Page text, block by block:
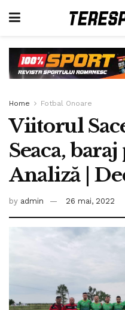
Home Fotbal Onoare
Viitorul
Seaca,
Analiză |
by admin 26 mai, 2022